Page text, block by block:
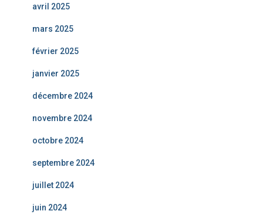
avril 2025
mars 2025
février 2025
janvier 2025
décembre 2024
novembre 2024
octobre 2024
septembre 2024
juillet 2024
juin 2024